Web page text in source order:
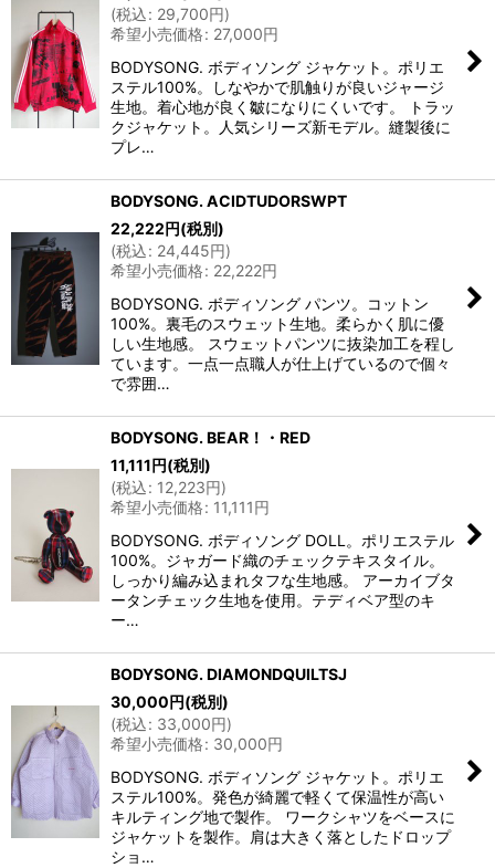
(税込: 29,700円)
希望小売価格: 27,000円
BODYSONG. ボディソング ジャケット。ポリエ
ステル100%。しなやかで肌触りが良いジャージ
生地。着心地が良く皺になりにくいです。 トラッ
クジャケット。人気シリーズ新モデル。縫製後に
プレ…
BODYSONG. ACIDTUDORSWPT
22,222円(税別)
(税込: 24,445円)
希望小売価格: 22,222円
BODYSONG. ボディソング パンツ。コットン
100%。裏毛のスウェット生地。柔らかく肌に優
しい生地感。 スウェットパンツに抜染加工を程し
ています。一点一点職人が仕上げているので個々
で雰囲…
BODYSONG. BEAR！・RED
11,111円(税別)
(税込: 12,223円)
希望小売価格: 11,111円
BODYSONG. ボディソング DOLL。ポリエステル
100%。ジャガード織のチェックテキスタイル。
しっかり編み込まれタフな生地感。 アーカイブタ
ータンチェック生地を使用。テディベア型のキ
ー…
BODYSONG. DIAMONDQUILTSJ
30,000円(税別)
(税込: 33,000円)
希望小売価格: 30,000円
BODYSONG. ボディソング ジャケット。ポリエ
ステル100%。発色が綺麗で軽くて保温性が高い
キルティング地で製作。 ワークシャツをベースに
ジャケットを製作。肩は大きく落としたドロップ
ショ…